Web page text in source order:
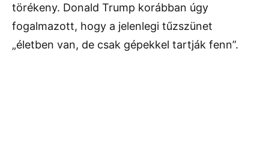
törékeny. Donald Trump korábban úgy
fogalmazott, hogy a jelenlegi tűzszünet
„életben van, de csak gépekkel tartják fenn”.